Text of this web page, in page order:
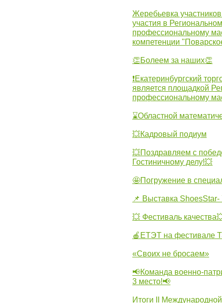
Жеребьевка
участия в
профессиональному
компетенции
👏Болеем за наших👏
❗Екатеринбургский
является площадкой
профессиональному
⌛Областной
💥Кадровый подиум
💥Поздравляем с
Гостиничному делу!💥
🤩Погружение в
📌 Выставка ShoesStar-
💥 Фестиваль
🍎ЕТЭТ на фестивале
«Своих не бросаем»
📢Команда военно-
3 место!📢
Итоги II